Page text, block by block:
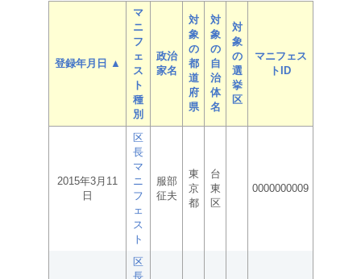
登録年月日 ▲
マ
ニ
フ
ェ
ス
ト
種
別
政治
家名
対
象
の
都
道
府
県
対
象
の
自
治
体
名
対
象
の
選
挙
区
マニフェス
トID
2015年3月11
日
区
長
マ
ニ
フ
ェ
ス
ト
服部
征夫
東
京
都
台
東
区
0000000009
区
長